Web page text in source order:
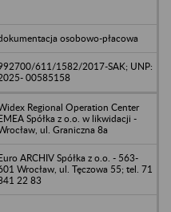
osobowo-płacowa
611/1582/2017-SAK; UNP:
00585158
Regional Operation Center
Spółka z o.o. w likwidacji -
ul. Graniczna 8a
ARCHIV Spółka z o.o. - 563-
Wrocław, ul. Tęczowa 55; tel. 71
22 83